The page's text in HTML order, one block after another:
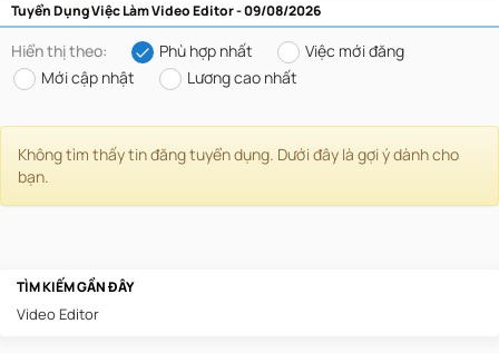
Tuyển Dụng Việc Làm Video Editor - 09/08/2026
Hiển thị theo: Phù hợp nhất
Việc mới đăng
Mới cập nhật
Lương cao nhất
Không tìm thấy tin đăng tuyển dụng. Dưới đây là gợi ý dành cho
bạn.
TÌM KIẾM GẦN ĐÂY
Video Editor